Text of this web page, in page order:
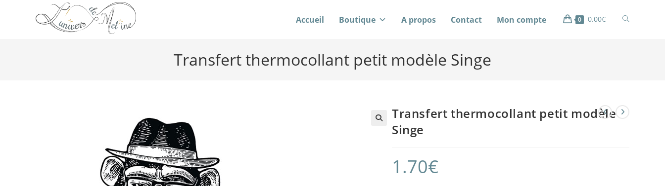
Accueil Boutique A propos Contact Mon compte 0 0.00€
Transfert thermocollant petit modèle Singe
Transfert thermocollant petit modèle
Singe
1.70€